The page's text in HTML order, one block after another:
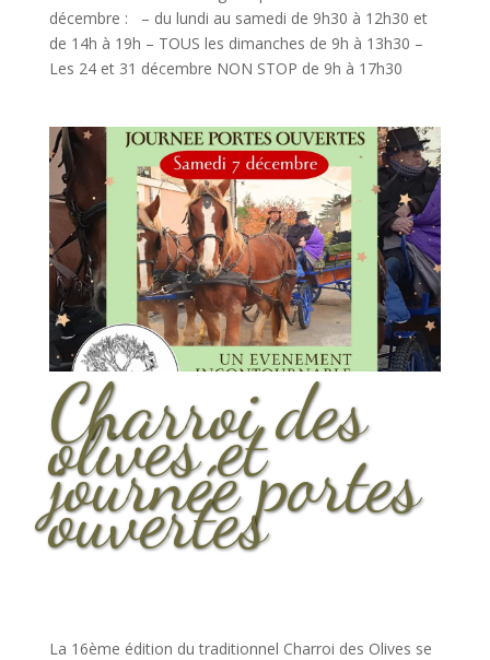
décembre : – du lundi au samedi de 9h30 à 12h30 et
de 14h à 19h – TOUS les dimanches de 9h à 13h30 –
Les 24 et 31 décembre NON STOP de 9h à 17h30
Charroi des
olives et
journée portes
ouvertes
La 16ème édition du traditionnel Charroi des Olives se